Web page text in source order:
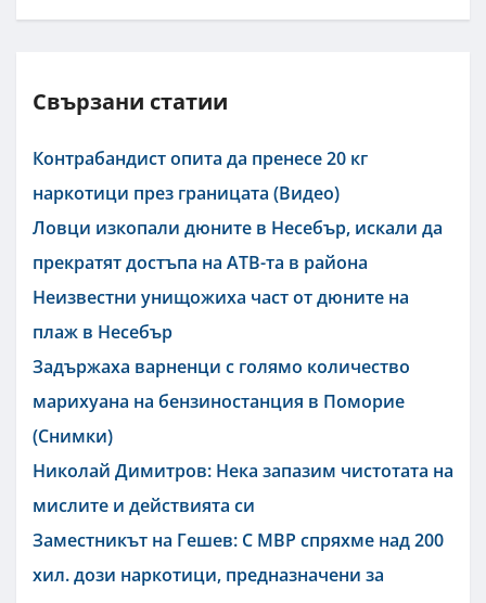
Свързани статии
Контрабандист опита да пренесе 20 кг
наркотици през границата (Видео)
Ловци изкопали дюните в Несебър, искали да
прекратят достъпа на АТВ-та в района
Неизвестни унищожиха част от дюните на
плаж в Несебър
Задържаха варненци с голямо количество
марихуана на бензиностанция в Поморие
(Снимки)
Николай Димитров: Нека запазим чистотата на
мислите и действията си
Заместникът на Гешев: С МВР спряхме над 200
хил. дози наркотици, предназначени за